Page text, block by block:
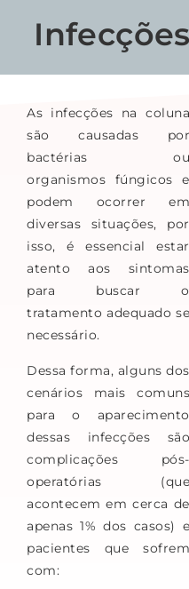
As infecções na coluna
são causadas por
bactérias ou
organismos fúngicos e
podem ocorrer em
diversas situações, por
isso, é essencial estar
atento aos sintomas
para buscar o
tratamento adequado se
necessário.
Dessa forma, alguns dos
cenários mais comuns
para o aparecimento
dessas infecções são
complicações pós-
operatórias (que
acontecem em cerca de
apenas 1% dos casos) e
pacientes que sofrem
com: